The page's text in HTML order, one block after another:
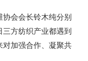
会会长铃木纯分别
方纺织产业都遇到
对加强合作、凝聚共